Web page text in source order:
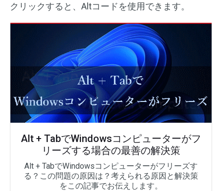
クリックすると、Altコードを使用できます。
Alt + TabでWindowsコンピューターがフ
リーズする場合の最善の解決策
Alt + TabでWindowsコンピューターがフリーズす
る？この問題の原因は？考えられる原因と解決策
をこの記事でお伝えします。